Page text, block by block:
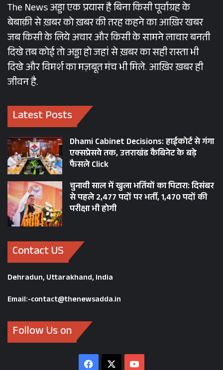
The News अड्डा एक प्रयास है बिना किसी पूर्वाग्रह के
बेबाक़ी से ख़बर को ख़बर की तरह कहने का आख़िर खबर
जब किसी के लिये अचार और किसी के सामने लाचार बनती
दिखे तब कोई तो अड्डा हो जहां से ख़बर का सही रास्ता भी
दिखे और विमर्श का मज़बूत मंच भी मिले. आख़िर ख़बर ही
जीवन है.
Latest Posts
Dhami Cabinet Decisions: हाईकोर्ट से गंगा
एक्सप्रेसवे तक, उत्तराखंड कैबिनेट के बड़े
फैसले Click
चुनावी साल में खुला भर्तियों का पिटारा: दिसंबर
से पहले 2,477 पदों पर भर्ती, 1,470 पदों की
परीक्षा भी होगी
Contact US
Dehradun, Uttarakhand, India
Email:-contact@thenewsadda.in
Follow Us on
Facebook YouTube